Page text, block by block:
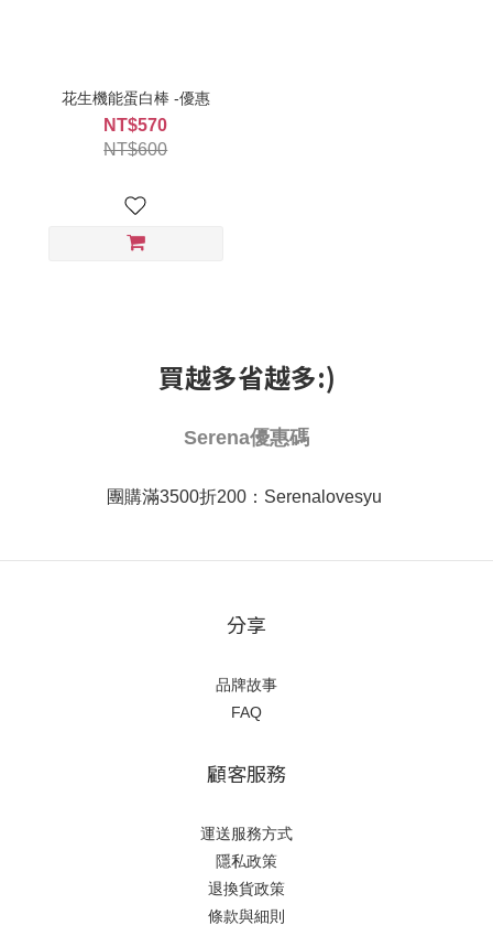
花生機能蛋白棒 -優惠
NT$570
NT$600
買越多省越多:)
Serena優惠碼
團購滿3500折200：Serenalovesyu
分享
品牌故事
FAQ
顧客服務
運送服務方式
隱私政策
退換貨政策
條款與細則